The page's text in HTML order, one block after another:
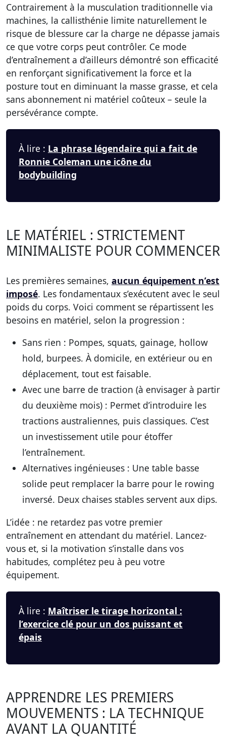
Contrairement à la musculation traditionnelle via
machines, la callisthénie limite naturellement le
risque de blessure car la charge ne dépasse jamais
ce que votre corps peut contrôler. Ce mode
d’entraînement a d’ailleurs démontré son efficacité
en renforçant significativement la force et la
posture tout en diminuant la masse grasse, et cela
sans abonnement ni matériel coûteux – seule la
persévérance compte.
À lire : La phrase légendaire qui a fait de
Ronnie Coleman une icône du
bodybuilding
LE MATÉRIEL : STRICTEMENT
MINIMALISTE POUR COMMENCER
Les premières semaines, aucun équipement n’est
imposé. Les fondamentaux s’exécutent avec le seul
poids du corps. Voici comment se répartissent les
besoins en matériel, selon la progression :
Sans rien : Pompes, squats, gainage, hollow
hold, burpees. À domicile, en extérieur ou en
déplacement, tout est faisable.
Avec une barre de traction (à envisager à partir
du deuxième mois) : Permet d’introduire les
tractions australiennes, puis classiques. C’est
un investissement utile pour étoffer
l’entraînement.
Alternatives ingénieuses : Une table basse
solide peut remplacer la barre pour le rowing
inversé. Deux chaises stables servent aux dips.
L’idée : ne retardez pas votre premier
entraînement en attendant du matériel. Lancez-
vous et, si la motivation s’installe dans vos
habitudes, complétez peu à peu votre
équipement.
À lire : Maîtriser le tirage horizontal :
l’exercice clé pour un dos puissant et
épais
APPRENDRE LES PREMIERS
MOUVEMENTS : LA TECHNIQUE
AVANT LA QUANTITÉ